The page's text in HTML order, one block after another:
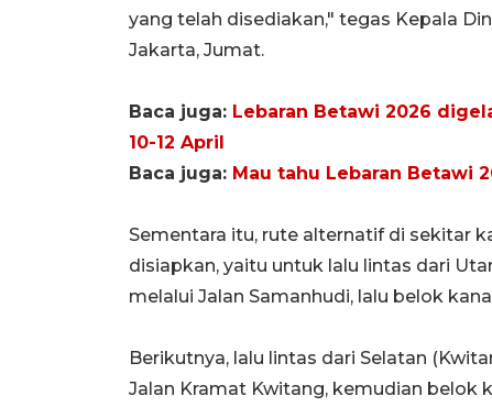
yang telah disediakan," tegas Kepala
Jakarta, Jumat.
Baca juga: Lebaran Betawi 2026
10-12 April
Baca juga: Mau tahu Lebaran Betawi
Sementara itu, rute alternatif di sekitar
disiapkan, yaitu untuk lalu lintas dari
melalui Jalan Samanhudi, lalu belok
Berikutnya, lalu lintas dari Selatan
Jalan Kramat Kwitang, kemudian belok